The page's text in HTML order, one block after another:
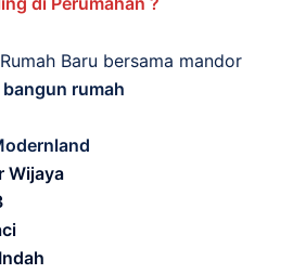
Baru bersama mandor
bangun rumah
Wijaya